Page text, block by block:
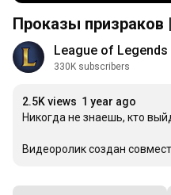
Проказы
League of Legends
330K subscribers
2.5K views 1 year ago
Никогда не знаешь, кто
Видеоролик создан